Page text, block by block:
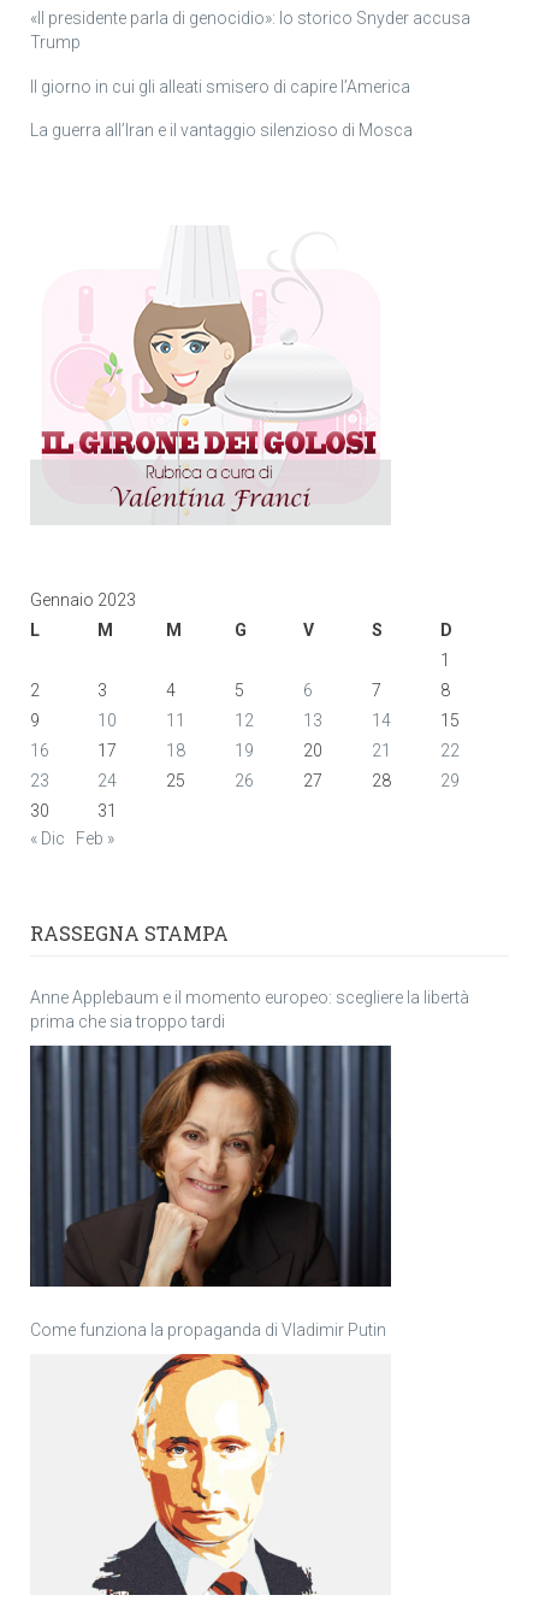
«Il presidente parla di genocidio»: lo storico Snyder accusa
Trump
Il giorno in cui gli alleati smisero di capire l’America
La guerra all’Iran e il vantaggio silenzioso di Mosca
Gennaio 2023
L
M M G V S
D
1
2
3 4 5 6 7
8
9
10 11 12 13 14
15
16
17 18 19 20 21
22
23
24 25 26 27 28
29
30
31
« Dic
Feb »
RASSEGNA STAMPA
Anne Applebaum e il momento europeo: scegliere la libertà
prima che sia troppo tardi
Come funziona la propaganda di Vladimir Putin